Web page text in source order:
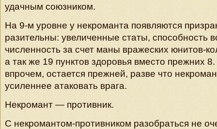
удачным союзником.
На 9-м уровне у некроманта появляются
разительны: увеличенные статы, способность
численность за счет маны вражеских юнитов-
а так же 19 пунктов здоровья вместо прежних
впрочем, остается прежней, разве что
усиленнее атаковать врага.
Некромант — противник.
С некромантом-противником разобраться не